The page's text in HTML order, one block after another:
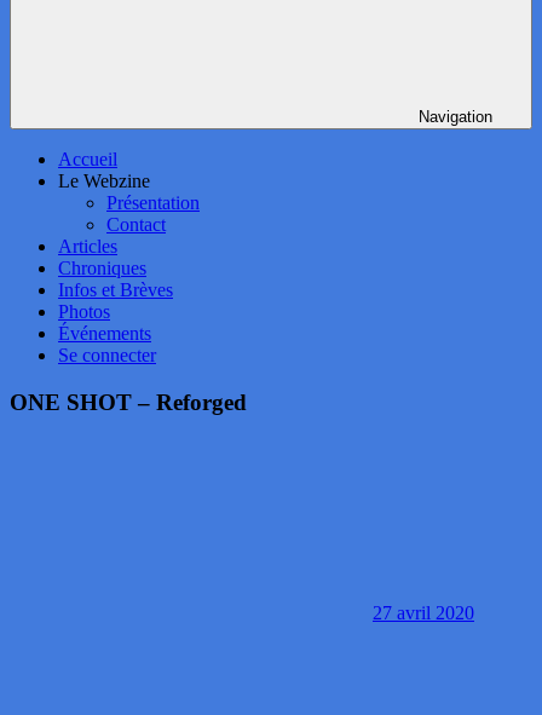
Navigation
Accueil
Le Webzine
Présentation
Contact
Articles
Chroniques
Infos et Brèves
Photos
Événements
Se connecter
ONE SHOT – Reforged
27 avril 2020